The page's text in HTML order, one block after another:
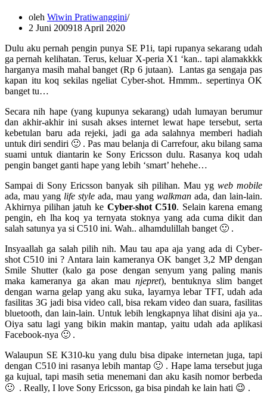
oleh Wiwin Pratiwanggini
2 Juni 200918 April 2020
Dulu aku pernah pengin punya SE P1i, tapi rupanya sekarang udah
ga pernah kelihatan. Terus, keluar X-peria X1 ‘kan.. tapi alamakkkk
harganya masih mahal banget (Rp 6 jutaan). Lantas ga sengaja pas
kapan itu koq sekilas ngeliat Cyber-shot. Hmmm.. sepertinya OK
banget tu…
Secara nih hape (yang kupunya sekarang) udah lumayan berumur
dan akhir-akhir ini susah akses internet lewat hape tersebut, serta
kebetulan baru ada rejeki, jadi ga ada salahnya memberi hadiah
untuk diri sendiri 🙂 . Pas mau belanja di Carrefour, aku bilang sama
suami untuk diantarin ke Sony Ericsson dulu. Rasanya koq udah
pengin banget ganti hape yang lebih ‘smart’ hehehe…
Sampai di Sony Ericsson banyak sih pilihan. Mau yg web mobile
ada, mau yang life style ada, mau yang walkman ada, dan lain-lain.
Akhirnya pilihan jatuh ke Cyber-shot C510. Selain karena emang
pengin, eh lha koq ya ternyata stoknya yang ada cuma dikit dan
salah satunya ya si C510 ini. Wah.. alhamdulillah banget 🙂 .
Insyaallah ga salah pilih nih. Mau tau apa aja yang ada di Cyber-
shot C510 ini ? Antara lain kameranya OK banget 3,2 MP dengan
Smile Shutter (kalo ga pose dengan senyum yang paling manis
maka kameranya ga akan maunjepret), bentuknya slim banget
dengan warna gelap yang aku suka, layarnya lebar TFT, udah ada
fasilitas 3G jadi bisa video call, bisa rekam video dan suara, fasilitas
bluetooth, dan lain-lain. Untuk lebih lengkapnya lihat disini aja ya..
Oiya satu lagi yang bikin makin mantap, yaitu udah ada aplikasi
Facebook-nya 🙂 .
Walaupun SE K310-ku yang dulu bisa dipake internetan juga, tapi
dengan C510 ini rasanya lebih mantap 🙂 . Hape lama tersebut juga
ga kujual, tapi masih setia menemani dan aku kasih nomor berbeda
🙂 . Really, I love Sony Ericsson, ga bisa pindah ke lain hati 😉 .